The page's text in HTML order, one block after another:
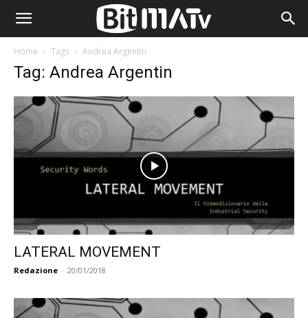
Home Tags Andrea Argentin
Tag: Andrea Argentin
LATERAL MOVEMENT
Redazione - 20/01/2018